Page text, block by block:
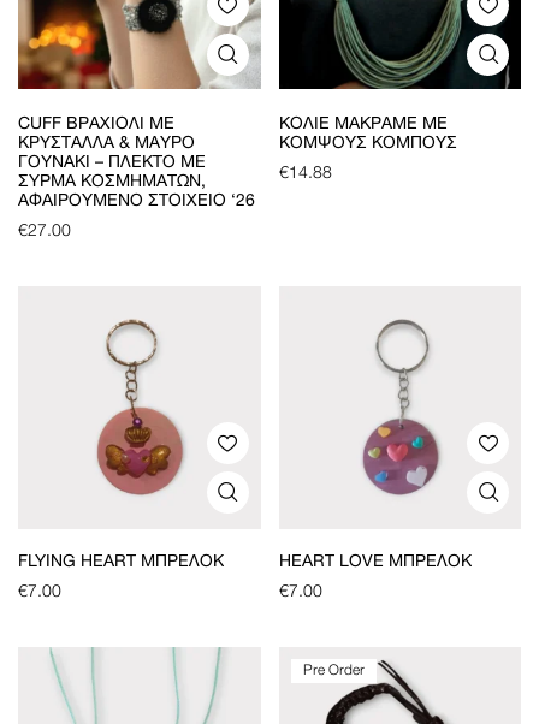
CUFF ΒΡΑΧΙΌΛΙ ΜΕ
ΚΡΎΣΤΑΛΛΑ & ΜΑΎΡΟ
ΓΟΥΝΆΚΙ – ΠΛΕΚΤΌ ΜΕ
ΣΎΡΜΑ ΚΟΣΜΗΜΆΤΩΝ,
ΑΦΑΙΡΟΎΜΕΝΟ ΣΤΟΙΧΕΊΟ ‘26
€27.00
ΚΟΛΙΈ ΜΑΚΡΑΜΈ ΜΕ
ΚΟΜΨΟΎΣ ΚΌΜΠΟΥΣ
€14.88
FLYING HEART ΜΠΡΕΛΌΚ
€7.00
HEART LOVE ΜΠΡΕΛΌΚ
€7.00
Pre Order